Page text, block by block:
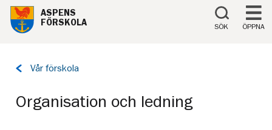
Till innehåll på sidan
ASPENS
FÖRSKOLA
SÖK ÖPPNA
Tillbaka
Vår förskola
Organisation och ledning